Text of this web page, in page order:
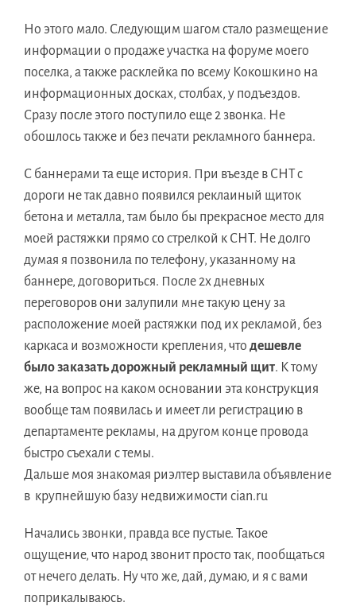
Но этого мало. Следующим шагом стало размещение
информации о продаже участка на форуме моего
поселка, а также расклейка по всему Кокошкино на
информационных досках, столбах, у подъездов.
Сразу после этого поступило еще 2 звонка. Не
обошлось также и без печати рекламного баннера.
С баннерами та еще история. При въезде в СНТ с
дороги не так давно появился реклаиный щиток
бетона и металла, там было бы прекрасное место для
моей растяжки прямо со стрелкой к СНТ. Не долго
думая я позвонила по телефону, указанному на
баннере, договориться. После 2х дневных
переговоров они залупили мне такую цену за
расположение моей растяжки под их рекламой, без
каркаса и возможности крепления, что дешевле
было заказать дорожный рекламный щит. К тому
же, на вопрос на каком основании эта конструкция
вообще там появилась и имеет ли регистрацию в
департаменте рекламы, на другом конце провода
быстро съехали с темы.
Дальше моя знакомая риэлтер выставила объявление
в крупнейшую базу недвижимости cian.ru
Начались звонки, правда все пустые. Такое
ощущение, что народ звонит просто так, пообщаться
от нечего делать. Ну что же, дай, думаю, и я с вами
поприкалываюсь.